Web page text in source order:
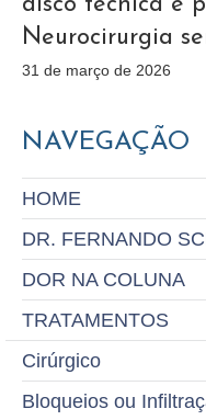
disco técnica e
Neurocirurgia
31 de março de 2026
NAVEGAÇÃO
HOME
DR. FERNANDO
DOR NA COLUNA
TRATAMENTOS
Cirúrgico
Bloqueios ou